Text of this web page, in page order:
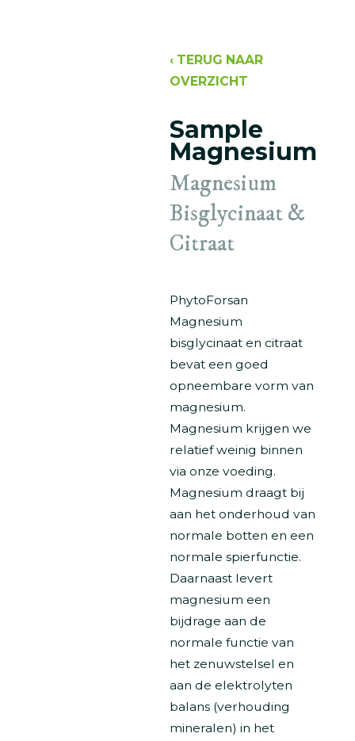
‹TERUG NAAR
OVERZICHT
Sample
Magnesium
Magnesium
Bisglycinaat &
Citraat
PhytoForsan
Magnesium
bisglycinaat en citraat
bevat een goed
opneembare vorm van
magnesium.
Magnesium krijgen we
relatief weinig binnen
via onze voeding.
Magnesium draagt bij
aan het onderhoud van
normale botten en een
normale spierfunctie.
Daarnaast levert
magnesium een
bijdrage aan de
normale functie van
het zenuwstelsel en
aan de elektrolyten
balans (verhouding
mineralen) in het